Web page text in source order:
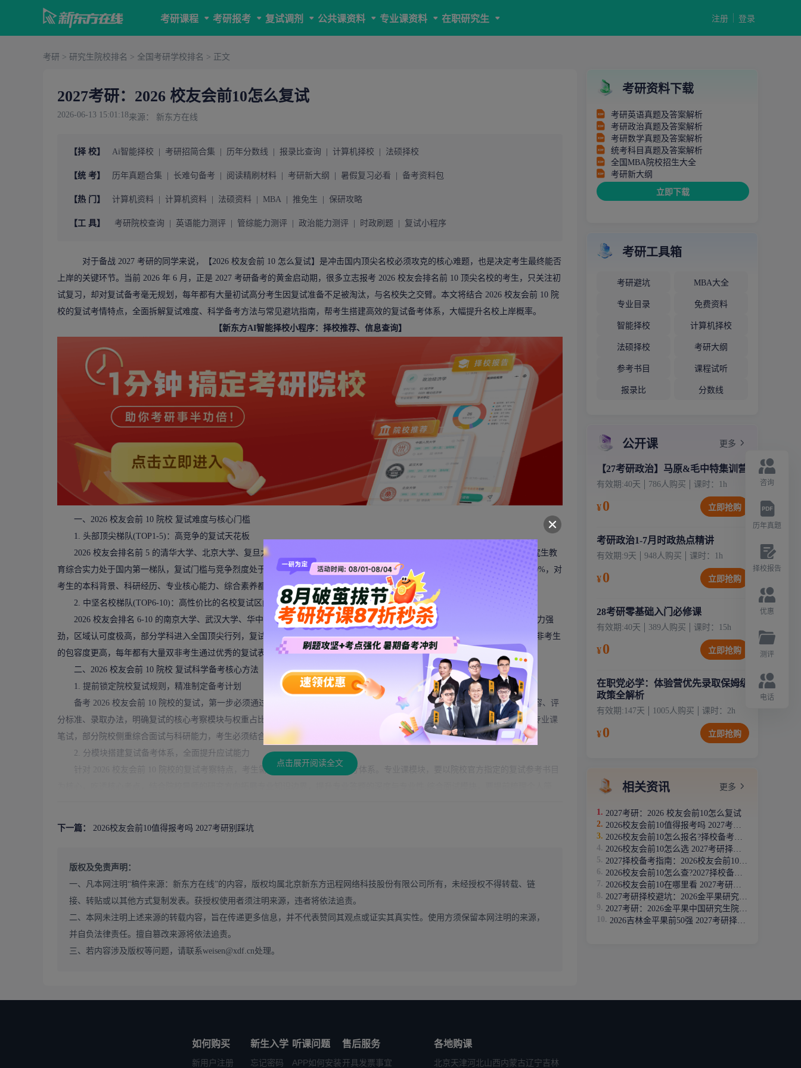
考研课程 考研报考 复试调剂 公共课资料 专业课资料 在职研究生 注册 登录
考研 > 研究生院校排名 > 全国考研学校排名 > 正文
2027考研：2026 校友会前10怎么复试
2026-06-13 15:01:18来源： 新东方在线
【择 校】 Ai智能择校 考研招简合集 历年分数线 报录比查询 计算机择校 法硕择校
【统 考】 历年真题合集 长难句备考 阅读精刷材料 考研新大纲 暑假复习必看 备考资料包
【热 门】 计算机资料 计算机资料 法硕资料 MBA 推免生 保研攻略
【工 具】 考研院校查询 英语能力测评 管综能力测评 政治能力测评 时政刷题 复试小程序
对于备战 2027 考研的同学来说，【2026 校友会前 10 怎么复试】是冲击国内顶尖名校必须攻克的核心难题，也是决定考生最终能否
上岸的关键环节。当前 2026 年 6 月，正是 2027 考研备考的黄金启动期，很多立志报考 2026 校友会排名前 10 顶尖名校的考生，只关注初
试复习，却对复试备考毫无规划，每年都有大量初试高分考生因复试准备不足被淘汰，与名校失之交臂。本文将结合 2026 校友会前 10 院
校的复试考情特点，全面拆解复试难度、科学备考方法与常见避坑指南，帮考生搭建高效的复试备考体系，大幅提升名校上岸概率。
【新东方AI智能择校小程序：择校推荐、信息查询】
一、2026 校友会前 10 院校 复试难度与核心门槛
1. 头部顶尖梯队(TOP1-5)：高竞争的复试天花板
2026 校友会排名前 5 的清华大学、 北京大学、复旦大学、上海交通大学、浙江大学，均为国内 985/211、双一流顶尖院校， 研究生教
育综合实力处于国内第一梯队，复试门槛与竞争烈度处于行业高位。这类院校复试占比普遍在 40%-50%，热门专业复试淘汰率超 50%，对
考生的本科背景、科研经历、专业核心能力、综合素养都有极高要求，仅适合初试分数有绝对优势、综合能力突出的考生。
2. 中坚名校梯队(TOP6-10)：高性价比的名校复试区间
2026 校友会排名 6-10 的南京大学、武汉大学、华中科技大学、中山大学、厦门大学，均为国内中坚 985、双一流强校，综合实力强
劲，区域认可度极高，部分学科进入全国顶尖行列，复试难度适中。这类院校复试占比多在 30%-40%，复试流程更规范透明，对双非考生
的包容度更高，每年都有大量双非考生通过优秀的复试表现逆袭上岸，是本科基础不错、初试分数有竞争力的考生的核心目标区间。
二、2026 校友会前 10 院校 复试科学备考核心方法
1. 提前锁定院校复试规则，精准制定备考计划
备考 2026 校友会前 10 院校的复试，第一步必须通过目标院校研究生院官网、官方公众号，提前锁定最新的复试规则、考察内容、评
分标准、录取办法，明确复试的核心考察模块与权重占比，避免盲目复习。不同院校的复试考察重点差异极大，比如部分院校侧重专业课
笔试，部分院校侧重综合面试与科研能力，考生必须结合院校规则制定个性化的备考计划，才能提升备考效率。
2. 分模块搭建复试备考体系，全面提升应试能力
针对 2026 校友会前 10 院校的复试考察特点，考生需搭建分模块的全维度备考体系。专业课模块，要以院校官方指定的复试参考书目
备考 2026 校友会前 10 院校的复试，考生可提前通过院校官网、官方公众号、学长学姐等正规渠道，对接目标院校的在读研究生，获
取复试的内部考情、历年真题、面试经验，提前了解目标导师的研究方向与招生偏好，有针对性地优化复试准备内容，大幅提升复试的针
对性与通过率。
三、2026 校友会前 10 院校 复试常见避坑指南
1. 不要忽略复试权重，只关注初试复习
很多考生存在 “初试定乾坤” 的误区，只关注初试复习，却完全忽略了复试备考，这是最致命的复试误区。2026 校友会前 10 的院校，
2. 不要照搬通用复试模板，忽略院校考情差异
常见的复试误区。不同院校的复试考察重点、评分标准、面试风格差异极大，通用模板完全无法适配，最终导致考生在复试中表现平庸，
点击展开阅读全文
下一篇： 2026校友会前10值得报考吗 2027考研别踩坑
版权及免责声明：
一、凡本网注明“稿件来源：新东方在线”的内容，版权均属北京新东方迅程网络科技股份有限公司所有，未经授权不得转载、链
接、转贴或以其他方式复制发表。获授权使用者须注明来源，违者将依法追责。
二、本网未注明上述来源的转载内容，旨在传递更多信息，并不代表赞同其观点或证实其真实性。使用方须保留本网注明的来源，
并自负法律责任。擅自篡改来源将依法追责。
三、若内容涉及版权等问题，请联系weisen@xdf.cn处理。
考研资料下载
考研英语真题及答案解析
考研政治真题及答案解析
考研数学真题及答案解析
统考科目真题及答案解析
全国MBA院校招生大全
考研新大纲
立即下载
考研工具箱
考研避坑 MBA大全
专业目录 免费资料
智能择校 计算机择校
法硕择校 考研大纲
参考书目 课程试听
报录比 分数线
公开课 更多
【27考研政治】马原&毛中特集训营
有效期:40天 786人购买 课时： 1 h
¥0 立即抢购
考研政治1-7月时政热点精讲
有效期:9天 948人购买 课时： 1 h
¥0 立即抢购
28考研零基础入门必修课
有效期:40天 389人购买 课时： 15 h
¥0 立即抢购
在职党必学：体验营优先录取保姆级
政策全解析
有效期: 147天 1005人购买 课时： 2 h
¥0 立即抢购
相关资讯 更多
2027考研：2026 校友会前10怎么复试
2026校友会前10值得报考吗 2027考研别踩坑
2026校友会前10怎么报名?择校备考指南
2026校友会前10怎么选 2027考研择校别踩坑
2027择校备考指南：2026校友会前10有哪些?
2026校友会前10怎么查?2027择校备考指南
2026校友会前10在哪里看 2027考研择校别踩坑
2027考研择校避坑：2026金平果研究生TOP200揭秘
2027考研：2026金平果中国研究生院校TOP100揭秘
2026吉林金平果前50强 2027考研择校避坑指南
如何购买
新用户注册
新生入学
忘记密码
听课问题
APP如何安装
售后服务
开具发票事宜
各地购课
北京天津河北山西内蒙古辽宁吉林
咨询
历年真题
择校报告
优惠
测评
电话